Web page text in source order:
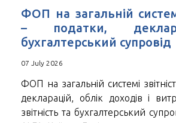
ФОП на загальній
– податки,
бухгалтерський супровід
07 July 2026
ФОП на загальній системі
декларацій, облік доходів і
звітність та бухгалтерський